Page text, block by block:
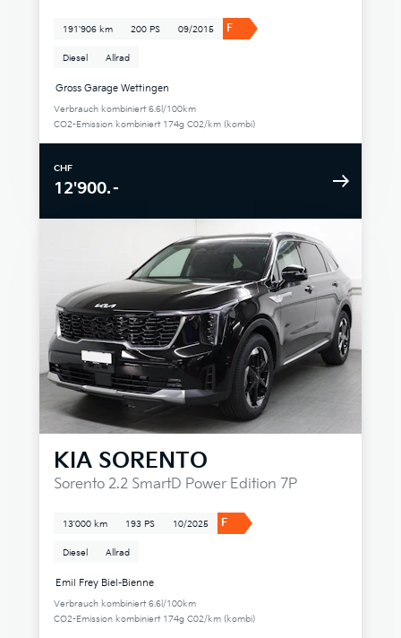
191'906 km 200 PS 09/2015 F
Diesel Allrad
Gross Garage Wettingen
Verbrauch kombiniert 6.6l/100km
CO2-Emission kombiniert 174g C02/km (kombi)
CHF
12'900.–
KIA SORENTO
Sorento 2.2 SmartD Power Edition 7P
13'000 km 193 PS 10/2025 F
Diesel Allrad
Emil Frey Biel-Bienne
Verbrauch kombiniert 6.6l/100km
CO2-Emission kombiniert 174g C02/km (kombi)